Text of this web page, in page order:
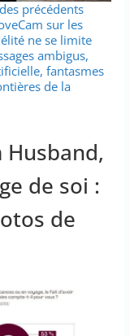
précédents
sur les
ne se limite
ambigus,
fantasmes
de la
Husband,
de soi :
de